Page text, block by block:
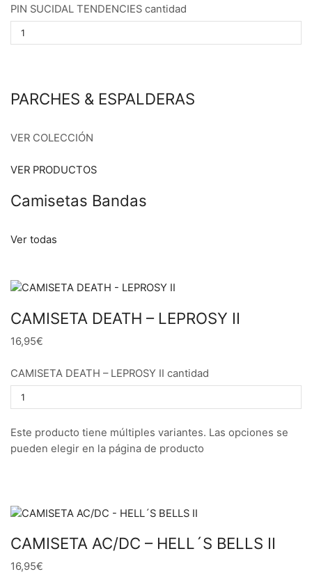
PIN SUCIDAL TENDENCIES cantidad
PARCHES & ESPALDERAS
VER COLECCIÓN
VER PRODUCTOS
Camisetas Bandas
Ver todas
CAMISETA DEATH – LEPROSY II
16,95€
CAMISETA DEATH – LEPROSY II cantidad
Este producto tiene múltiples variantes. Las opciones se
pueden elegir en la página de producto
CAMISETA AC/DC – HELL´S BELLS II
16,95€